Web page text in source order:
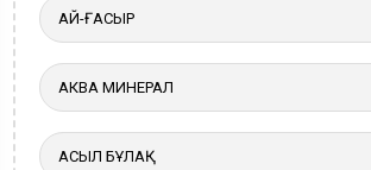
АЙ-ҒАСЫР
АКВА МИНЕРАЛ
АСЫЛ БҰЛАҚ